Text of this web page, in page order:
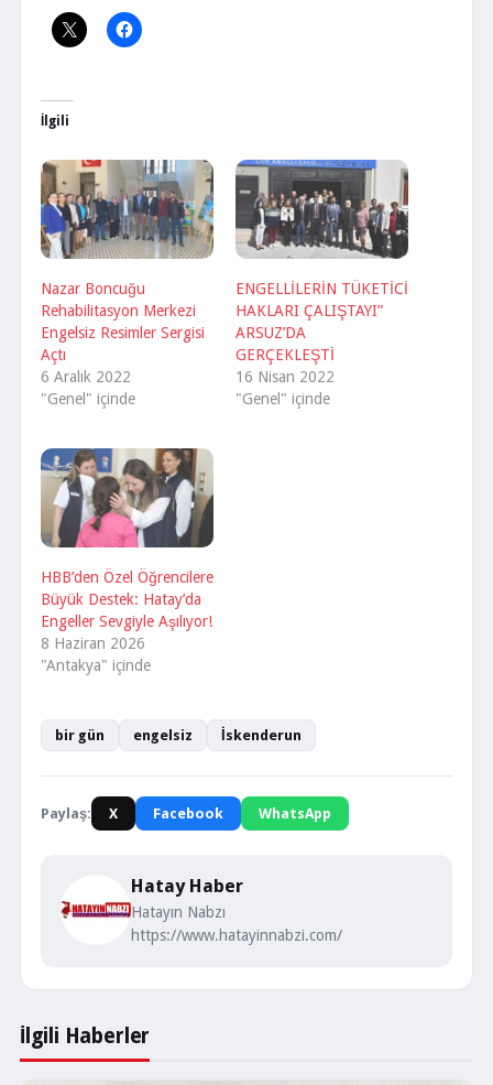
İlgili
Nazar Boncuğu
Rehabilitasyon Merkezi
Engelsiz Resimler Sergisi
Açtı
6 Aralık 2022
"Genel" içinde
ENGELLİLERİN TÜKETİCİ
HAKLARI ÇALIŞTAYI”
ARSUZ’DA
GERÇEKLEŞTİ
16 Nisan 2022
"Genel" içinde
HBB’den Özel Öğrencilere
Büyük Destek: Hatay’da
Engeller Sevgiyle Aşılıyor!
8 Haziran 2026
"Antakya" içinde
bir gün engelsiz İskenderun
Paylaş: X Facebook WhatsApp
Hatay Haber
Hatayın Nabzı
https://www.hatayinnabzi.com/
İlgili Haberler